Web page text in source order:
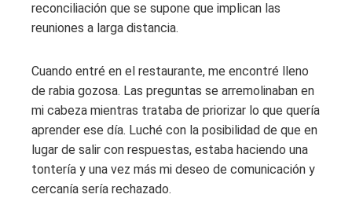
reconciliación que se supone que implican las
reuniones a larga distancia.
Cuando entré en el restaurante, me encontré lleno
de rabia gozosa. Las preguntas se arremolinaban en
mi cabeza mientras trataba de priorizar lo que quería
aprender ese día. Luché con la posibilidad de que en
lugar de salir con respuestas, estaba haciendo una
tontería y una vez más mi deseo de comunicación y
cercanía sería rechazado.